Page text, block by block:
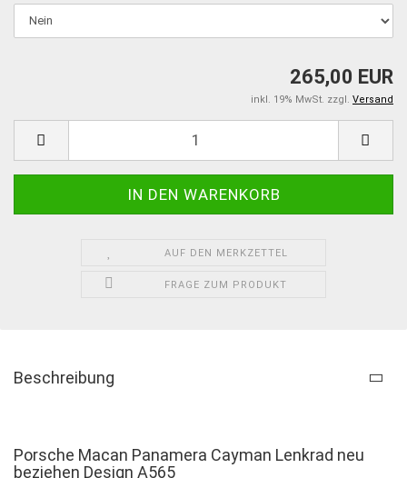
265,00 EUR
inkl. 19% MwSt. zzgl. Versand
AUF DEN MERKZETTEL
FRAGE ZUM PRODUKT
Beschreibung
Porsche Macan Panamera Cayman Lenkrad neu
beziehen Design A565